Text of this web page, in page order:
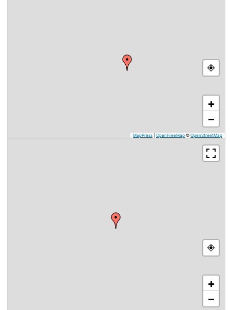
+
−
MapPress OpenFreeMap © OpenStreetMap
+
−